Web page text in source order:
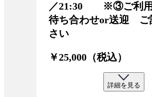
／21:30 ※③ご利
待ち合わせor送迎 ご
さい
￥25,000（税込）
詳細を見る